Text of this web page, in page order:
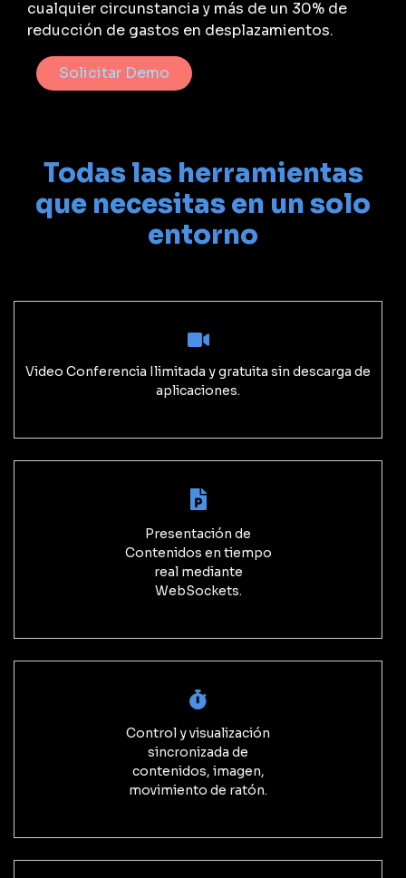
cualquier circunstancia y más de un 30% de
reducción de gastos en desplazamientos.
Solicitar Demo
Todas las herramientas
que necesitas en un solo
entorno
Video Conferencia Ilimitada y gratuita sin descarga de
aplicaciones.
Presentación de
Contenidos en tiempo
real mediante
WebSockets.
Control y visualización
sincronizada de
contenidos, imagen,
movimiento de ratón.